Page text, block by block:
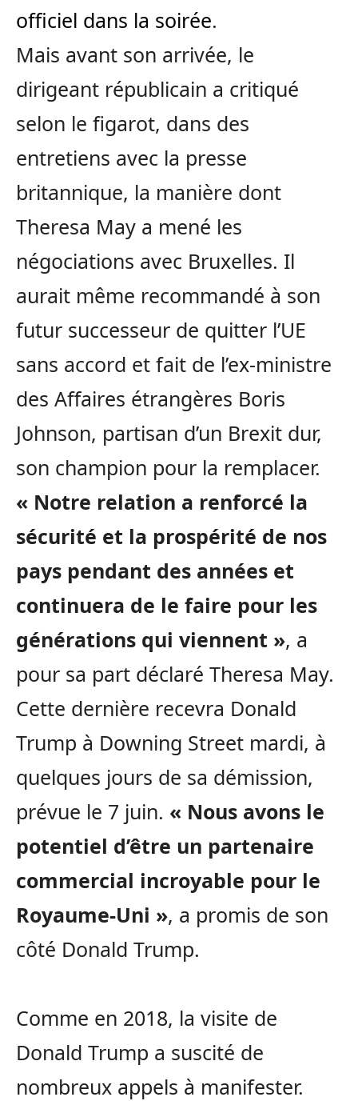
officiel dans la soirée.
Mais avant son arrivée, le
dirigeant républicain a critiqué
selon le figarot, dans des
entretiens avec la presse
britannique, la manière dont
Theresa May a mené les
négociations avec Bruxelles. Il
aurait même recommandé à son
futur successeur de quitter l’UE
sans accord et fait de l’ex-ministre
des Affaires étrangères Boris
Johnson, partisan d’un Brexit dur,
son champion pour la remplacer.
« Notre relation a renforcé la
sécurité et la prospérité de nos
pays pendant des années et
continuera de le faire pour les
générations qui viennent », a
pour sa part déclaré Theresa May.
Cette dernière recevra Donald
Trump à Downing Street mardi, à
quelques jours de sa démission,
prévue le 7 juin. « Nous avons le
potentiel d’être un partenaire
commercial incroyable pour le
Royaume-Uni », a promis de son
côté Donald Trump.
Comme en 2018, la visite de
Donald Trump a suscité de
nombreux appels à manifester.